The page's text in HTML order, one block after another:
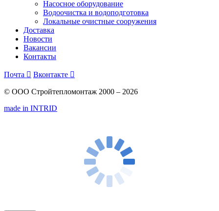
Насосное оборудование
Водоочистка и водоподготовка
Локальные очистные сооружения
Доставка
Новости
Вакансии
Контакты
Почта  Вконтакте 
© ООО Стройтепломонтаж 2000 – 2026
made in INTRID